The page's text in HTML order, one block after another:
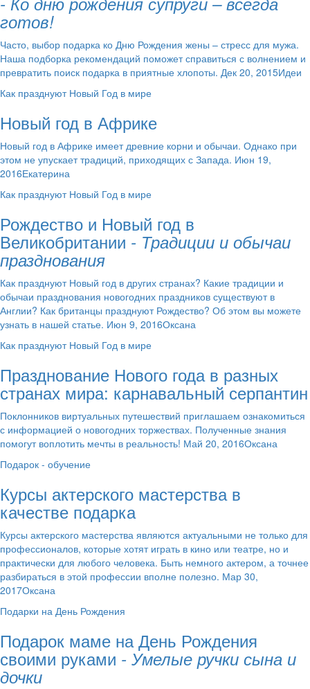
готов!
Часто, выбор подарка ко Дню Рождения жены – стресс для мужа.
Наша подборка рекомендаций поможет справиться с волнением и
превратить поиск подарка в приятные хлопоты. Дек 20, 2015Идеи
Как празднуют Новый Год в мире
Новый год в Африке
Новый год в Африке имеет древние корни и обычаи. Однако при
этом не упускает традиций, приходящих с Запада. Июн 19,
2016Екатерина
Как празднуют Новый Год в мире
Рождество и Новый год в
Великобритании - Традиции и обычаи
празднования
Как празднуют Новый год в других странах? Какие традиции и
обычаи празднования новогодних праздников существуют в
Англии? Как британцы празднуют Рождество? Об этом вы можете
узнать в нашей статье. Июн 9, 2016Оксана
Как празднуют Новый Год в мире
Празднование Нового года в разных
странах мира: карнавальный серпантин
Поклонников виртуальных путешествий приглашаем ознакомиться
с информацией о новогодних торжествах. Полученные знания
помогут воплотить мечты в реальность! Май 20, 2016Оксана
Подарок - обучение
Курсы актерского мастерства в
качестве подарка
Курсы актерского мастерства являются актуальными не только для
профессионалов, которые хотят играть в кино или театре, но и
практически для любого человека. Быть немного актером, а точнее
разбираться в этой профессии вполне полезно. Мар 30,
2017Оксана
Подарки на День Рождения
Подарок маме на День Рождения
своими руками - Умелые ручки сына и
дочки